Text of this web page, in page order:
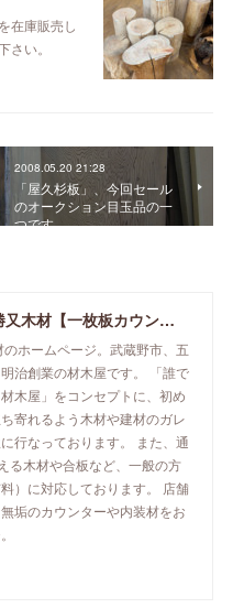
在庫販売し
い。
2008.05.20 21:28
「屋久杉板」、今回セール
のオークション目玉品の一
つです。
東京・吉祥寺の勝又木材【一枚板カウンター】
ホームページ。武蔵野市、五
治創業の材木屋です。 「誰で
木屋」をコンセプトに、初め
寄れるよう木材や建材のガレ
行なっております。 また、通
る木材や合板など、一般の方
）に対応しております。 店舗
垢のカウンターや内装材をお